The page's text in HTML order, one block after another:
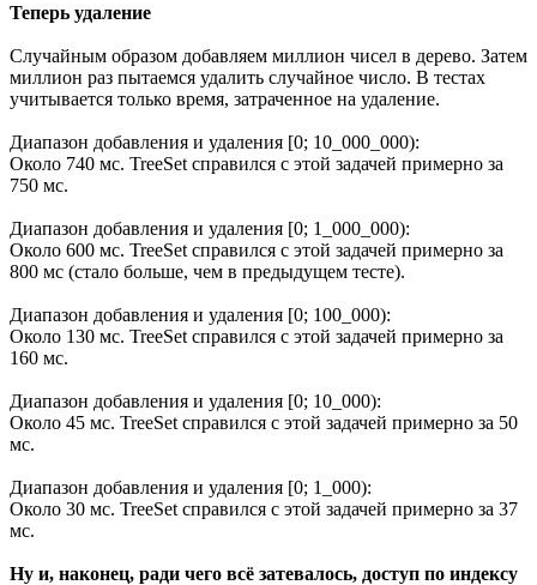
Теперь удаление
Случайным образом добавляем миллион чисел в дерево. Затем
миллион раз пытаемся удалить случайное число. В тестах
учитывается только время, затраченное на удаление.
Диапазон добавления и удаления [0; 10_000_000):
Около 740 мс. TreeSet справился с этой задачей примерно за
750 мс.
Диапазон добавления и удаления [0; 1_000_000):
Около 600 мс. TreeSet справился с этой задачей примерно за
800 мс (стало больше, чем в предыдущем тесте).
Диапазон добавления и удаления [0; 100_000):
Около 130 мс. TreeSet справился с этой задачей примерно за
160 мс.
Диапазон добавления и удаления [0; 10_000):
Около 45 мс. TreeSet справился с этой задачей примерно за 50
мс.
Диапазон добавления и удаления [0; 1_000):
Около 30 мс. TreeSet справился с этой задачей примерно за 37
мс.
Ну и, наконец, ради чего всё затевалось, доступ по индексу